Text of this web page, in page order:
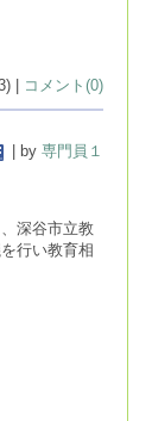
| コメント(0)
| by 専門員１
深谷市立教
行い教育相